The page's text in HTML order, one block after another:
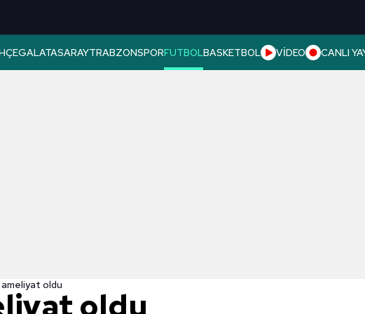
GALATASARAYTRABZONSPORFUTBOLBASKETBOL VİDEO CANLI
oldu
oldu